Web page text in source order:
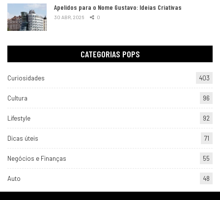
Apelidos para o Nome Gustavo: Ideias Criativas
30 ABR, 2026 0
CATEGORIAS POPS
Curiosidades 403
Cultura 96
Lifestyle 92
Dicas úteis 71
Negócios e Finanças 55
Auto 48